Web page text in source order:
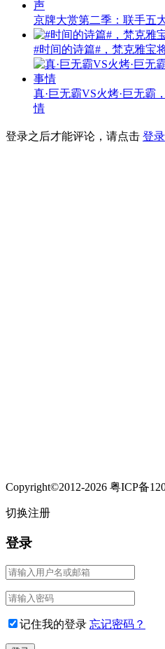
京牌大赏第二季：联手五
#时间的诗篇#，梵克雅宝
真·巨无霸VS火烤·巨无霸
情
登录之后才能评论，请点击 登录
Copyright©2012-2026 粤ICP备
切换注册
登录
记住我的登录 忘记密码？